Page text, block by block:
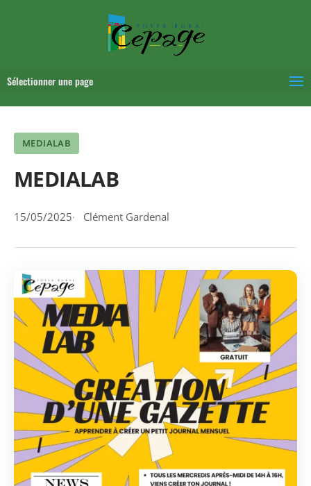
Sélectionner une page
MEDIALAB
MEDIALAB
15/05/2025 Clément Gardenal